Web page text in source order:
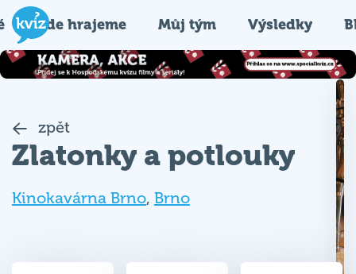
Kde hrajeme Můj tým Výsledky
zpět
Zlatonky a potlouky
Kinokavárna Brno, Brno